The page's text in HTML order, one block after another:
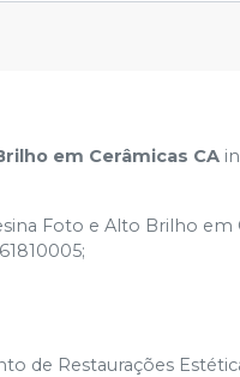
em Cerâmicas CA
Foto e Alto Brilho em
de Restaurações